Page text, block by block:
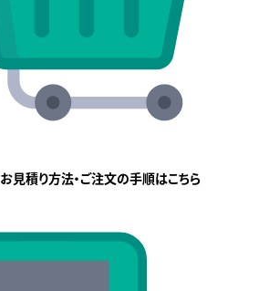
見積り方法・ご注文の手順はこちら